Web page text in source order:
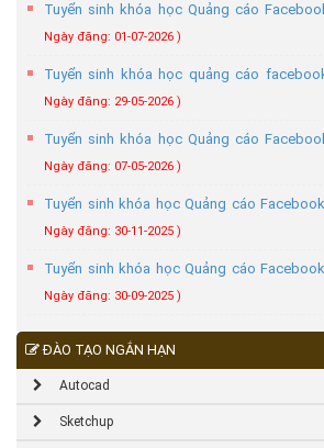
Tuyển sinh khóa học Quảng cáo
Ngày đăng: 01-07-2026 )
Tuyển sinh khóa học quảng cáo
Ngày đăng: 29-05-2026 )
Tuyển sinh khóa học Quảng cáo
Ngày đăng: 07-05-2026 )
Tuyển sinh khóa học Quảng cáo
Ngày đăng: 30-11-2025 )
Tuyển sinh khóa học Quảng cáo
Ngày đăng: 30-09-2025 )
ĐÀO TẠO NGẮN HẠN
Autocad
Sketchup